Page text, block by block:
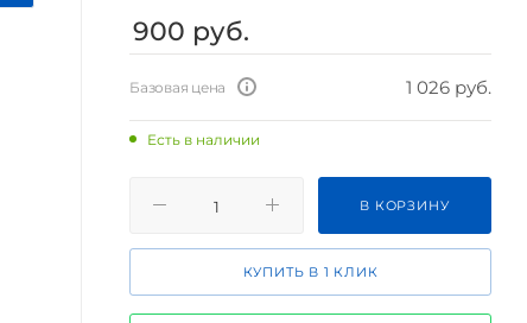
900 руб.
Базовая цена 1 026 руб.
Есть в наличии
В КОРЗИНУ
КУПИТЬ В 1 КЛИК